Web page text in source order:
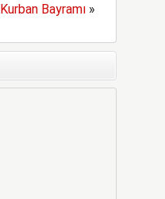
Kurban Bayramı»